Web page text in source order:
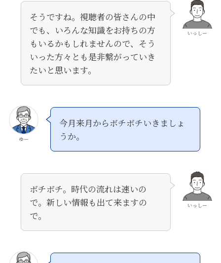
いっしー
そうですね。視聴者の皆さんの中
でも、いろんな知識をお持ちの方
もいるかもしれませんので、そう
いった方々とも是非繋がっていき
たいと思います。
ゆー
今月来月からボチボチいきましょ
うか。
いっしー
ボチボチ。時代の流れは速いの
で。新しい情報も出て来ますの
で。